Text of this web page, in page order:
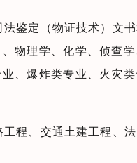
鉴定（物证技术）文
物理学、化学、侦查
、爆炸类专业、火灾
程、交通土建工程、